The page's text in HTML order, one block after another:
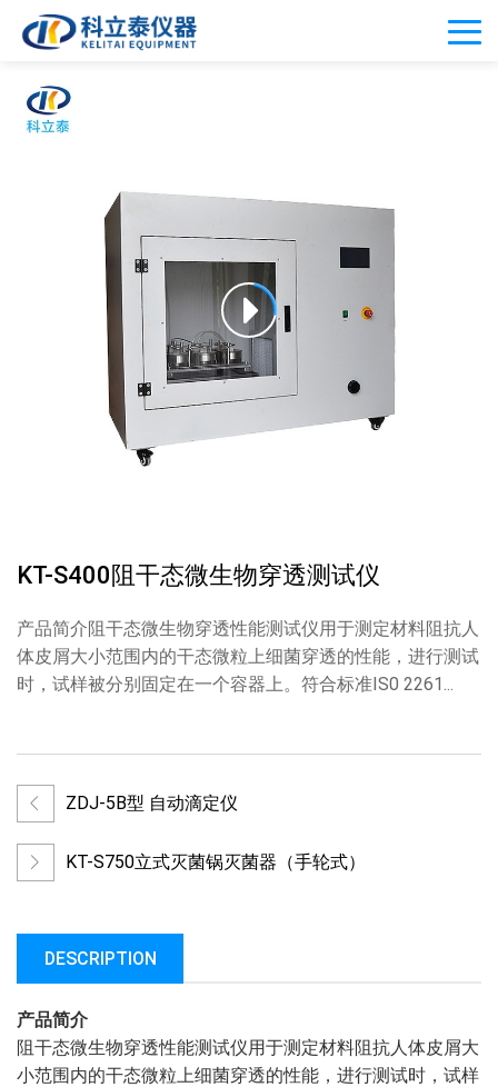
KT-S400阻干态微生物穿透测试仪
产品简介阻干态微生物穿透性能测试仪用于测定材料阻抗人
体皮屑大小范围内的干态微粒上细菌穿透的性能，进行测试
时，试样被分别固定在一个容器上。符合标准IS0 2261...
ZDJ-5B型 自动滴定仪
KT-S750立式灭菌锅灭菌器（手轮式）
DESCRIPTION
产品简介
阻干态微生物穿透性能测试仪用于测定材料阻抗人体皮屑大
小范围内的干态微粒上细菌穿透的性能，进行测试时，试样